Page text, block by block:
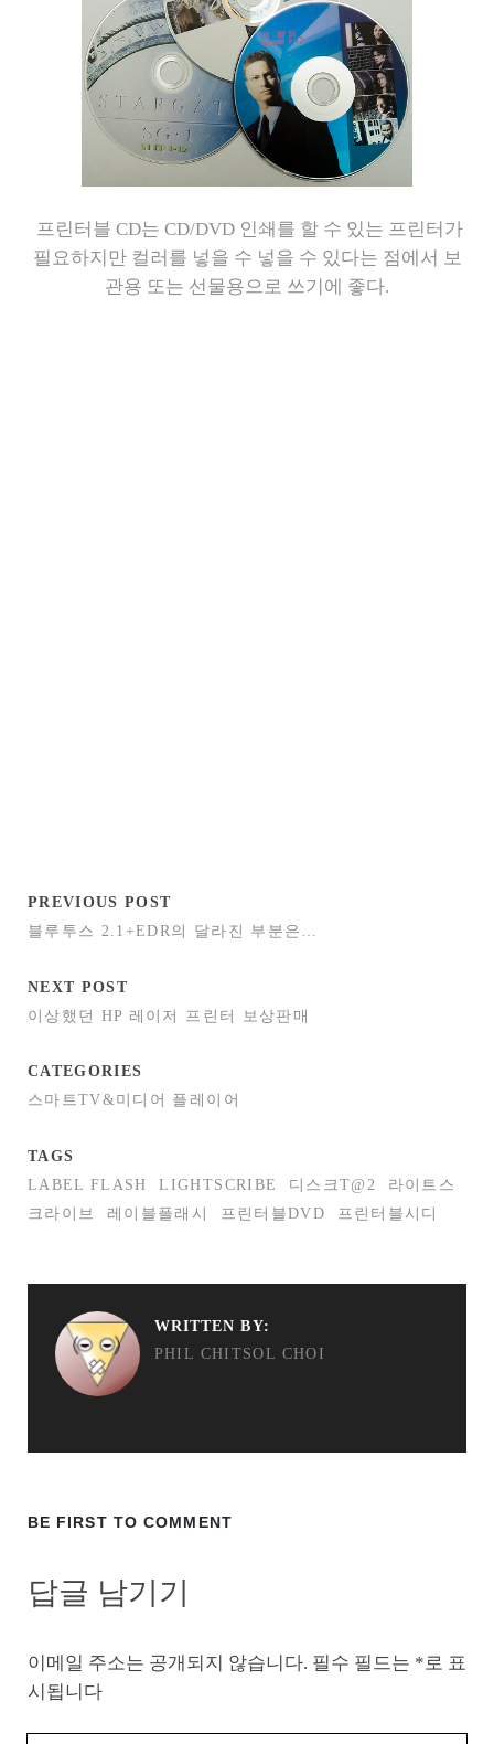
프린터블 CD는 CD/DVD 인쇄를 할 수 있는 프린터가
필요하지만 컬러를 넣을 수 넣을 수 있다는 점에서 보
관용 또는 선물용으로 쓰기에 좋다.
PREVIOUS POST
블루투스 2.1+EDR의 달라진 부분은…
NEXT POST
이상했던 HP 레이저 프린터 보상판매
CATEGORIES
스마트TV&미디어 플레이어
TAGS
LABEL FLASH
LIGHTSCRIBE 디스크T@2
라이트스
크라이브
레이블플래시 프린터블DVD 프린터블시디
WRITTEN BY:
PHIL CHITSOL CHOI
BE FIRST TO COMMENT
답글 남기기
이메일 주소는 공개되지 않습니다. 필수 필드는 *로 표
시됩니다